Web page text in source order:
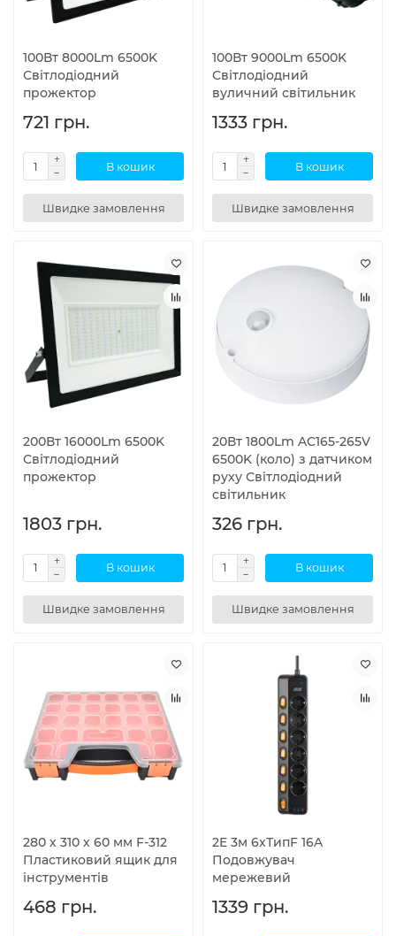
100Вт 8000Lm 6500K
Світлодіодний
прожектор
721 грн.
В кошик
Швидке замовлення
100Вт 9000Lm 6500K
Світлодіодний
вуличний світильник
1333 грн.
В кошик
Швидке замовлення
200Вт 16000Lm 6500K
Світлодіодний
прожектор
1803 грн.
В кошик
Швидке замовлення
20Вт 1800Lm AC165-265V
6500K (коло) з датчиком
руху Світлодіодний
світильник
326 грн.
В кошик
Швидке замовлення
280 х 310 х 60 мм F-312
Пластиковий ящик для
інструментів
468 грн.
2E 3м 6xТипF 16A
Подовжувач
мережевий
1339 грн.